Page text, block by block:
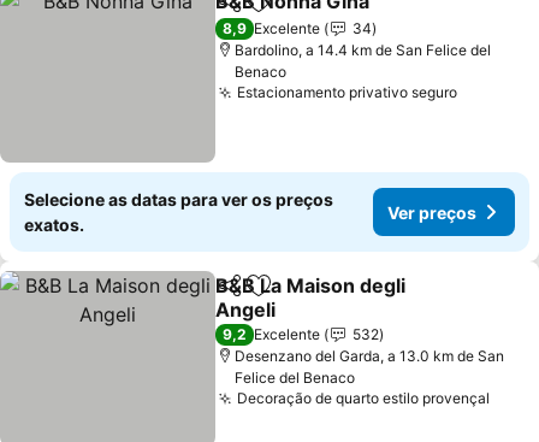
PartilharAdicionar aos favoritos
8,9 Excelente
34
Bardolino, a 14.4 km de San Felice del
Benaco
Estacionamento privativo seguro
Selecione as datas para ver os preços
exatos.
Ver preços
PartilharAdicionar aos favoritos
B&B La Maison degli
Angeli
9,2 Excelente
532
Desenzano del Garda, a 13.0 km de San
Felice del Benaco
Decoração de quarto estilo provençal